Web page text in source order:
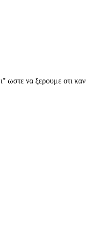
ωστε να ξερουμε οτι